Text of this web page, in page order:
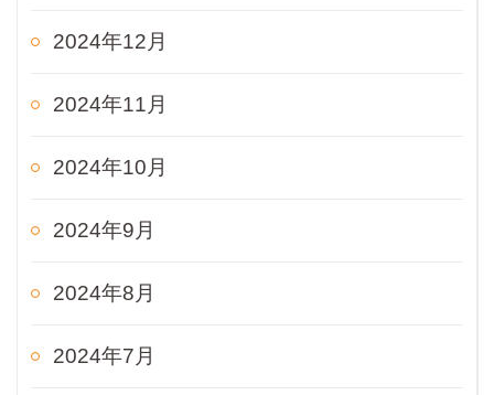
2024年12月
2024年11月
2024年10月
2024年9月
2024年8月
2024年7月